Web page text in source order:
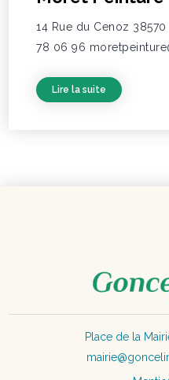
14 Rue du Cenoz
78 06 96
Lire la suite
Place de la